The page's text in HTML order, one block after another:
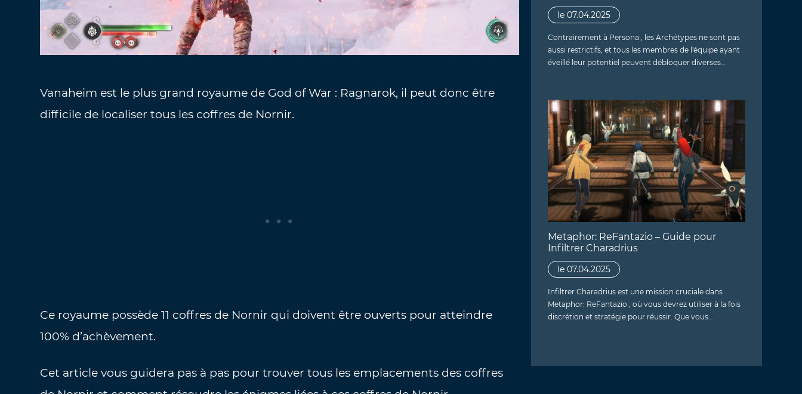
Vanaheim est le plus grand royaume de God of War : Ragnarok, il peut donc être
difficile de localiser tous les coffres de Nornir.
Ce royaume possède 11 coffres de Nornir qui doivent être ouverts pour atteindre
100% d’achèvement.
Cet article vous guidera pas à pas pour trouver tous les emplacements des coffres
le 07.04.2025
Contrairement à Persona , les Archétypes ne sont pas
aussi restrictifs, et tous les membres de l'équipe ayant
éveillé leur potentiel peuvent débloquer diverses…
Metaphor: ReFantazio – Guide pour
Infiltrer Charadrius
le 07.04.2025
Infiltrer Charadrius est une mission cruciale dans
Metaphor: ReFantazio , où vous devrez utiliser à la fois
discrétion et stratégie pour réussir. Que vous…